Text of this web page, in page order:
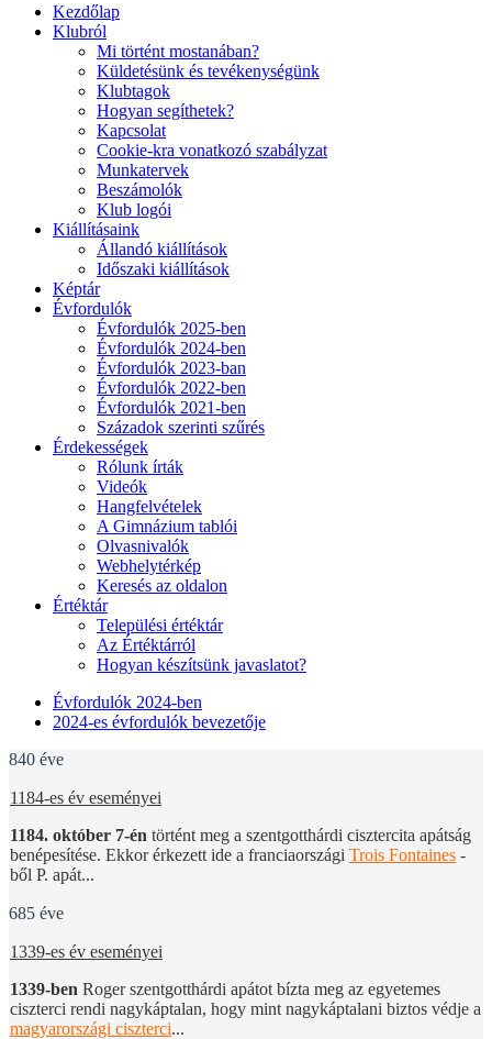
Kezdőlap
Klubról
Mi történt mostanában?
Küldetésünk és tevékenységünk
Klubtagok
Hogyan segíthetek?
Kapcsolat
Cookie-kra vonatkozó szabályzat
Munkatervek
Beszámolók
Klub logói
Kiállításaink
Állandó kiállítások
Időszaki kiállítások
Képtár
Évfordulók
Évfordulók 2025-ben
Évfordulók 2024-ben
Évfordulók 2023-ban
Évfordulók 2022-ben
Évfordulók 2021-ben
Századok szerinti szűrés
Érdekességek
Rólunk írták
Videók
Hangfelvételek
A Gimnázium tablói
Olvasnivalók
Webhelytérkép
Keresés az oldalon
Értéktár
Települési értéktár
Az Értéktárról
Hogyan készítsünk javaslatot?
Évfordulók 2024-ben
2024-es évfordulók bevezetője
840 éve
1184-es év eseményei
1184. október 7-én történt meg a szentgotthárdi cisztercita apátság
benépesítése. Ekkor érkezett ide a franciaországi Trois Fontaines -
ből P. apát...
685 éve
1339-es év eseményei
1339-ben Roger szentgotthárdi apátot bízta meg az egyetemes
ciszterci rendi nagykáptalan, hogy mint nagykáptalani biztos védje a
magyarországi ciszterci...